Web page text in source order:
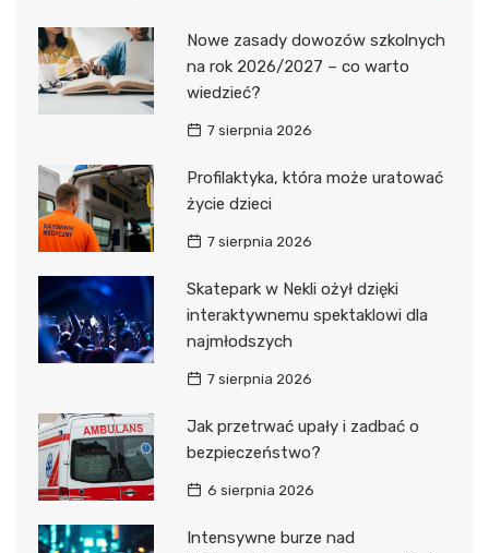
Nowe zasady dowozów szkolnych
na rok 2026/2027 – co warto
wiedzieć?
7 sierpnia 2026
Profilaktyka, która może uratować
życie dzieci
7 sierpnia 2026
Skatepark w Nekli ożył dzięki
interaktywnemu spektaklowi dla
najmłodszych
7 sierpnia 2026
Jak przetrwać upały i zadbać o
bezpieczeństwo?
6 sierpnia 2026
Intensywne burze nad